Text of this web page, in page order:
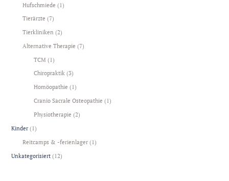
Hufschmiede (1)
Tierärzte (7)
Tierkliniken (2)
Alternative Therapie (7)
TCM (1)
Chiropraktik (3)
Homöopathie (1)
Cranio Sacrale Osteopathie (1)
Physiotherapie (2)
Kinder (1)
Reitcamps & -ferienlager (1)
Unkategorisiert (12)